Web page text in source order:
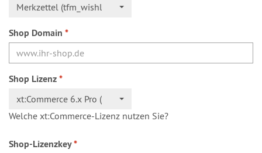
Merkzettel (tfm_wishlist)
Shop Domain *
Shop Lizenz*
xt:Commerce 6.x Pro (Einzelshop)
Welche xt:Commerce-Lizenz nutzen Sie?
Shop-Lizenzkey*